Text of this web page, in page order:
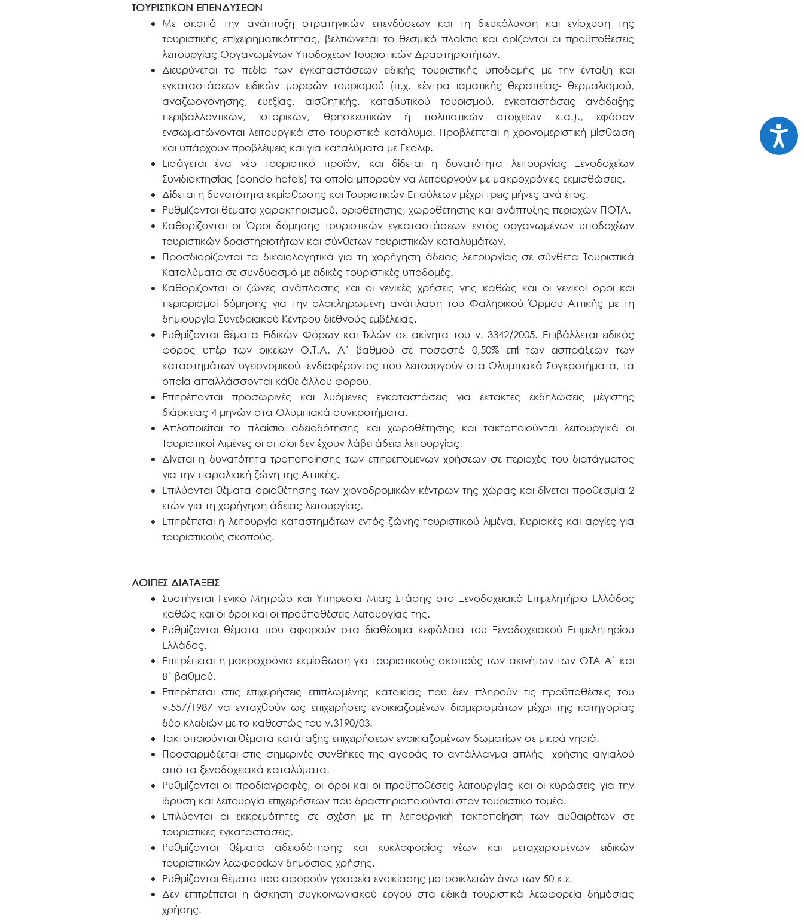
ΤΟΥΡΙΣΤΙΚΩΝ ΕΠΕΝΔΥΣΕΩΝ
Με σκοπό την ανάπτυξη στρατηγικών επενδύσεων και τη διευκόλυνση και ενίσχυση της
τουριστικής επιχειρηματικότητας, βελτιώνεται το θεσμικό πλαίσιο και ορίζονται οι προϋποθέσεις
λειτουργίας Οργανωμένων Υποδοχέων Τουριστικών Δραστηριοτήτων.
Διευρύνεται το πεδίο των εγκαταστάσεων ειδικής τουριστικής υποδομής με την ένταξη και
εγκαταστάσεων ειδικών μορφών τουρισμού (π.χ. κέντρα ιαματικής θεραπείας- θερμαλισμού,
αναζωογόνησης, ευεξίας, αισθητικής, καταδυτικού τουρισμού, εγκαταστάσεις ανάδειξης
περιβαλλοντικών, ιστορικών, θρησκευτικών ή πολιτιστικών στοιχείων κ.α.)., εφόσον
ενσωματώνονται λειτουργικά στο τουριστικό κατάλυμα. Προβλέπεται η χρονομεριστική μίσθωση
και υπάρχουν προβλέψεις και για καταλύματα με Γκολφ.
Εισάγεται ένα νέο τουριστικό προϊόν, και δίδεται η δυνατότητα λειτουργίας Ξενοδοχείων
Συνιδιοκτησίας (condo hotels) τα οποία μπορούν να λειτουργούν με μακροχρόνιες εκμισθώσεις.
Δίδεται η δυνατότητα εκμίσθωσης και Τουριστικών Επαύλεων μέχρι τρεις μήνες ανά έτος.
Ρυθμίζονται θέματα χαρακτηρισμού, οριοθέτησης, χωροθέτησης και ανάπτυξης περιοχών ΠΟΤΑ.
Καθορίζονται οι Όροι δόμησης τουριστικών εγκαταστάσεων εντός οργανωμένων υποδοχέων
τουριστικών δραστηριοτήτων και σύνθετων τουριστικών καταλυμάτων.
Προσδιορίζονται τα δικαιολογητικά για τη χορήγηση άδειας λειτουργίας σε σύνθετα Τουριστικά
Καταλύματα σε συνδυασμό με ειδικές τουριστικές υποδομές.
Καθορίζονται οι ζώνες ανάπλασης και οι γενικές χρήσεις γης καθώς και οι γενικοί όροι και
περιορισμοί δόμησης για την ολοκληρωμένη ανάπλαση του Φαληρικού Όρμου Αττικής με τη
δημιουργία Συνεδριακού Κέντρου διεθνούς εμβέλειας.
Ρυθμίζονται θέματα Ειδικών Φόρων και Τελών σε ακίνητα του ν. 3342/2005. Επιβάλλεται ειδικός
φόρος υπέρ των οικείων Ο.Τ.Α. Α΄ βαθμού σε ποσοστό 0,50% επί των εισπράξεων των
καταστημάτων υγειονομικού ενδιαφέροντος που λειτουργούν στα Ολυμπιακά Συγκροτήματα, τα
οποία απαλλάσσονται κάθε άλλου φόρου.
Επιτρέπονται προσωρινές και λυόμενες εγκαταστάσεις για έκτακτες εκδηλώσεις μέγιστης
διάρκειας 4 μηνών στα Ολυμπιακά συγκροτήματα.
Απλοποιείται το πλαίσιο αδειοδότησης και χωροθέτησης και τακτοποιούνται λειτουργικά οι
Τουριστικοί Λιμένες οι οποίοι δεν έχουν λάβει άδεια λειτουργίας.
Δίνεται η δυνατότητα τροποποίησης των επιτρεπόμενων χρήσεων σε περιοχές του διατάγματος
για την παραλιακή ζώνη της Αττικής.
Επιλύονται θέματα οριοθέτησης των χιονοδρομικών κέντρων της χώρας και δίνεται προθεσμία 2
ετών για τη χορήγηση άδειας λειτουργίας.
Επιτρέπεται η λειτουργία καταστημάτων εντός ζώνης τουριστικού λιμένα, Κυριακές και αργίες για
τουριστικούς σκοπούς.
ΛΟΙΠΕΣ ΔΙΑΤΑΞΕΙΣ
Συστήνεται Γενικό Μητρώο και Υπηρεσία Μιας Στάσης στο Ξενοδοχειακό Επιμελητήριο Ελλάδος
καθώς και οι όροι και οι προϋποθέσεις λειτουργίας της.
Ρυθμίζονται θέματα που αφορούν στα διαθέσιμα κεφάλαια του Ξενοδοχειακού Επιμελητηρίου
Ελλάδος.
Επιτρέπεται η μακροχρόνια εκμίσθωση για τουριστικούς σκοπούς των ακινήτων των ΟΤΑ Α΄ και
Β΄ βαθμού.
Επιτρέπεται στις επιχειρήσεις επιπλωμένης κατοικίας που δεν πληρούν τις προϋποθέσεις του
ν.557/1987 να ενταχθούν ως επιχειρήσεις ενοικιαζομένων διαμερισμάτων μέχρι της κατηγορίας
δύο κλειδιών με το καθεστώς του ν.3190/03.
Τακτοποιούνται θέματα κατάταξης επιχειρήσεων ενοικιαζομένων δωματίων σε μικρά νησιά.
Προσαρμόζεται στις σημερινές συνθήκες της αγοράς το αντάλλαγμα απλής χρήσης αιγιαλού
από τα ξενοδοχειακά καταλύματα.
Ρυθμίζονται οι προδιαγραφές, οι όροι και οι προϋποθέσεις λειτουργίας και οι κυρώσεις για την
ίδρυση και λειτουργία επιχειρήσεων που δραστηριοποιούνται στον τουριστικό τομέα.
Επιλύονται οι εκκρεμότητες σε σχέση με τη λειτουργική τακτοποίηση των αυθαιρέτων σε
τουριστικές εγκαταστάσεις.
Ρυθμίζονται θέματα αδειοδότησης και κυκλοφορίας νέων και μεταχειρισμένων ειδικών
τουριστικών λεωφορείων δημόσιας χρήσης.
Ρυθμίζονται θέματα που αφορούν γραφεία ενοικίασης μοτοσικλετών άνω των 50 κ.ε.
Δεν επιτρέπεται η άσκηση συγκοινωνιακού έργου στα ειδικά τουριστικά λεωφορεία δημόσιας
χρήσης.